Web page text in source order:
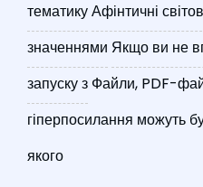
тематикуАфінтичні
значеннями Якщо ви не
запуску з Файли, PDF-
гіперпосилання можуть
якого